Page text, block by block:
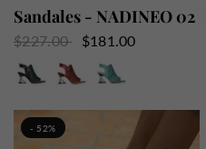
Sandales - NADINEO 02
$227.00
$181.00
- 52%